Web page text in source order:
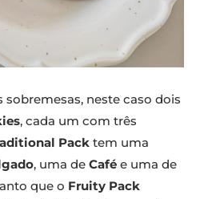
neste caso dois
, cada um com três
Pack tem uma
, uma de Café e uma de
que o Fruity Pack